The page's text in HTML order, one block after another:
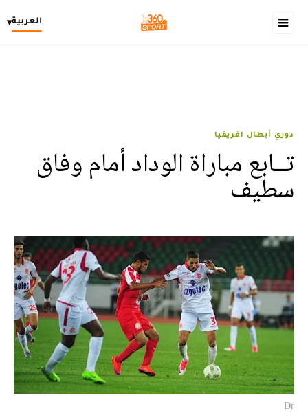
العربية▾
دوري أبطال افريقيا
تــابع مباراة الوداد أمام وفاق
سطيف
Dr